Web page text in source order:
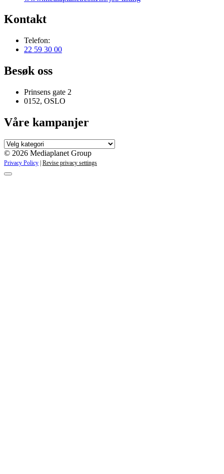
Kontakt
Telefon:
22 59 30 00
Besøk oss
Prinsens gate 2
0152, OSLO
Våre kampanjer
Våre
kampanjer
© 2026 Mediaplanet Group
Privacy Policy Revise privacy settings